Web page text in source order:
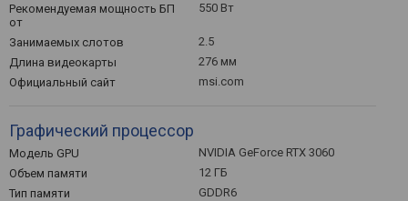
Рекомендуемая мощность БП
от
550 Вт
Занимаемых слотов
2.5
Длина видеокарты
276 мм
Официальный сайт
msi.com
Графический процессор
Модель GPU
NVIDIA GeForce RTX 3060
Объем памяти
12 ГБ
Тип памяти
GDDR6